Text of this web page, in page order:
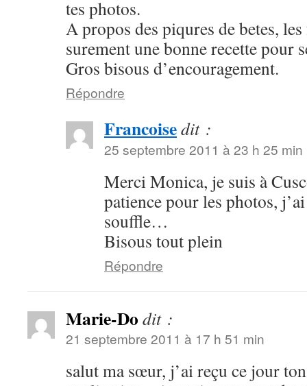
tes photos.
A propos des piqures de betes,
surement une bonne recette pour
Gros bisous d’encouragement.
Répondre
Francoisedit :
25 septembre 2011 à 23 h 25 min
Merci Monica, je suis à
patience pour les photos,
souffle…
Bisous tout plein
Répondre
Marie-Do dit :
21 septembre 2011 à 17 h 51 min
salut ma sœur, j’ai reçu ce jour